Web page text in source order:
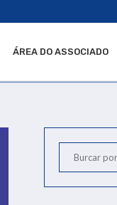
ÁREA DO ASSOCIADO